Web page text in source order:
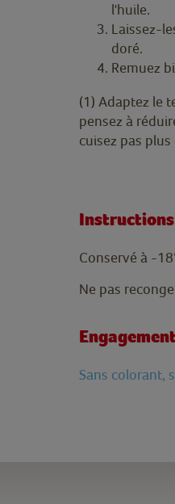
l'huile.
Laissez-
doré.
Remuez
(1) Adaptez le
pensez à
cuisez pas
Conservé à -
Ne pas
Sans colorant,